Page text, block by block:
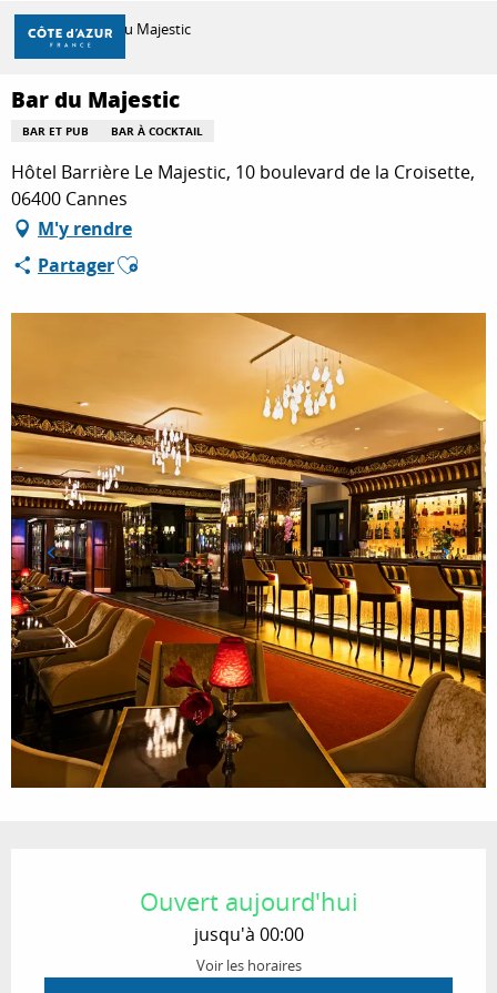
Aller
contenu
principal
DÉCOUVRIR
À FAIRE
SÉJOURNER
Accueil Bar du Majestic
Bar du Majestic
BAR ET PUB BAR À COCKTAIL
Hôtel Barrière Le Majestic, 10 boulevard de la Croisette,
06400 Cannes
M'y rendre
PartagerAjouter aux favoris
Ouvert aujourd'hui
jusqu'à 00:00
Voir les horaires